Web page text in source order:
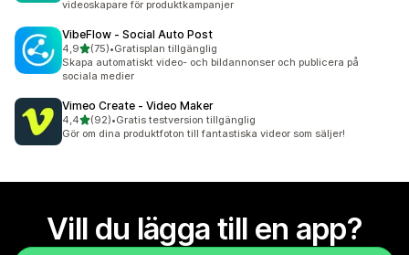
videoskapare för produktkampanjer
VibeFlow ‑ Social Auto Post
4,9av 5 stjärnor
(75)
75 recensioner totalt
•Gratisplan tillgänglig
Skapa automatiskt video- och bildannonser och publicera på
sociala medier
Vimeo Create ‑ Video Maker
4,4av 5 stjärnor
(92)
92 recensioner totalt
•Gratis testversion tillgänglig
Gör om dina produktfoton till fantastiska videor som säljer!
Vill du lägga till en app?